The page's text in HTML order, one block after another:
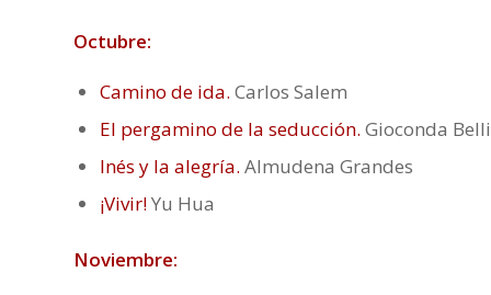
Octubre:
Camino de ida. Carlos Salem
El pergamino de la seducción. Gioconda Belli
Inés y la alegría. Almudena Grandes
¡Vivir!Yu Hua
Noviembre: